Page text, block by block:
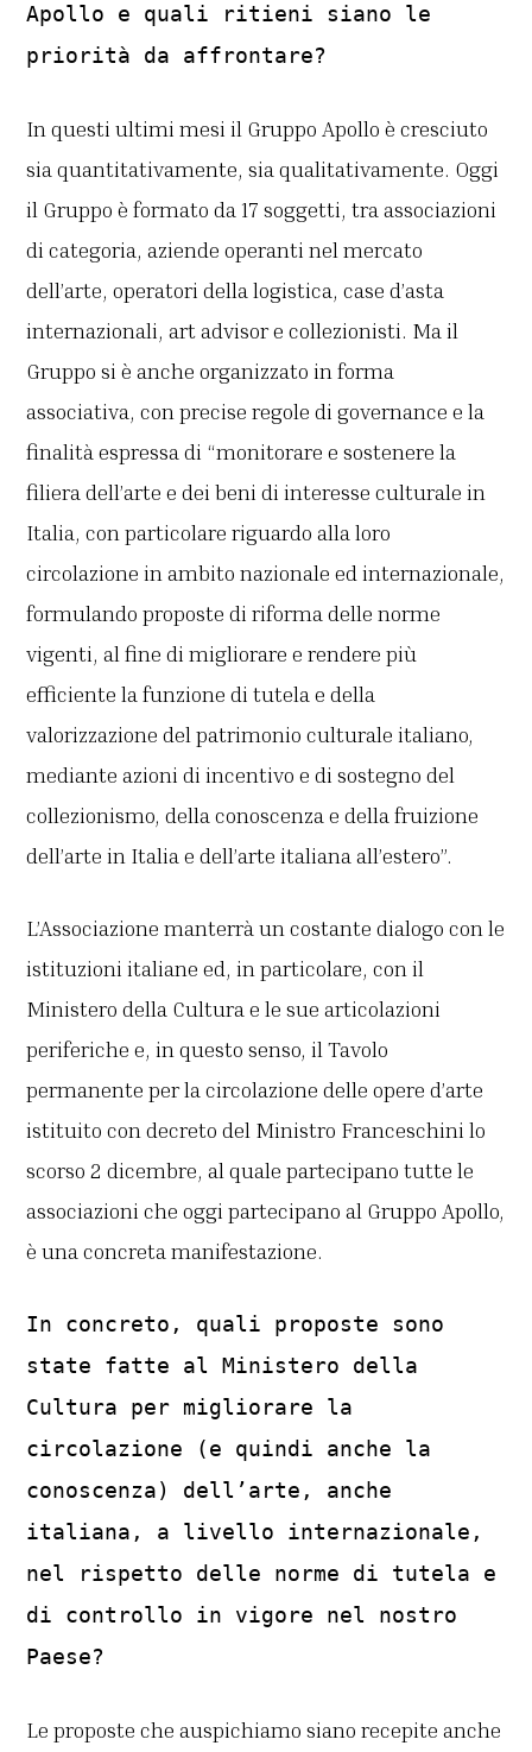
Apollo e quali ritieni siano le
priorità da affrontare?
In questi ultimi mesi il Gruppo Apollo è cresciuto
sia quantitativamente, sia qualitativamente. Oggi
il Gruppo è formato da 17 soggetti, tra associazioni
di categoria, aziende operanti nel mercato
dell’arte, operatori della logistica, case d’asta
internazionali, art advisor e collezionisti. Ma il
Gruppo si è anche organizzato in forma
associativa, con precise regole di governance e la
finalità espressa di “monitorare e sostenere la
filiera dell’arte e dei beni di interesse culturale in
Italia, con particolare riguardo alla loro
circolazione in ambito nazionale ed internazionale,
formulando proposte di riforma delle norme
vigenti, al fine di migliorare e rendere più
efficiente la funzione di tutela e della
valorizzazione del patrimonio culturale italiano,
mediante azioni di incentivo e di sostegno del
collezionismo, della conoscenza e della fruizione
dell’arte in Italia e dell’arte italiana all’estero”.
L’Associazione manterrà un costante dialogo con le
istituzioni italiane ed, in particolare, con il
Ministero della Cultura e le sue articolazioni
periferiche e, in questo senso, il Tavolo
permanente per la circolazione delle opere d’arte
istituito con decreto del Ministro Franceschini lo
scorso 2 dicembre, al quale partecipano tutte le
associazioni che oggi partecipano al Gruppo Apollo,
è una concreta manifestazione.
In concreto, quali proposte sono
state fatte al Ministero della
Cultura per migliorare la
circolazione (e quindi anche la
conoscenza) dell’arte, anche
italiana, a livello internazionale,
nel rispetto delle norme di tutela e
di controllo in vigore nel nostro
Paese?
Le proposte che auspichiamo siano recepite anche